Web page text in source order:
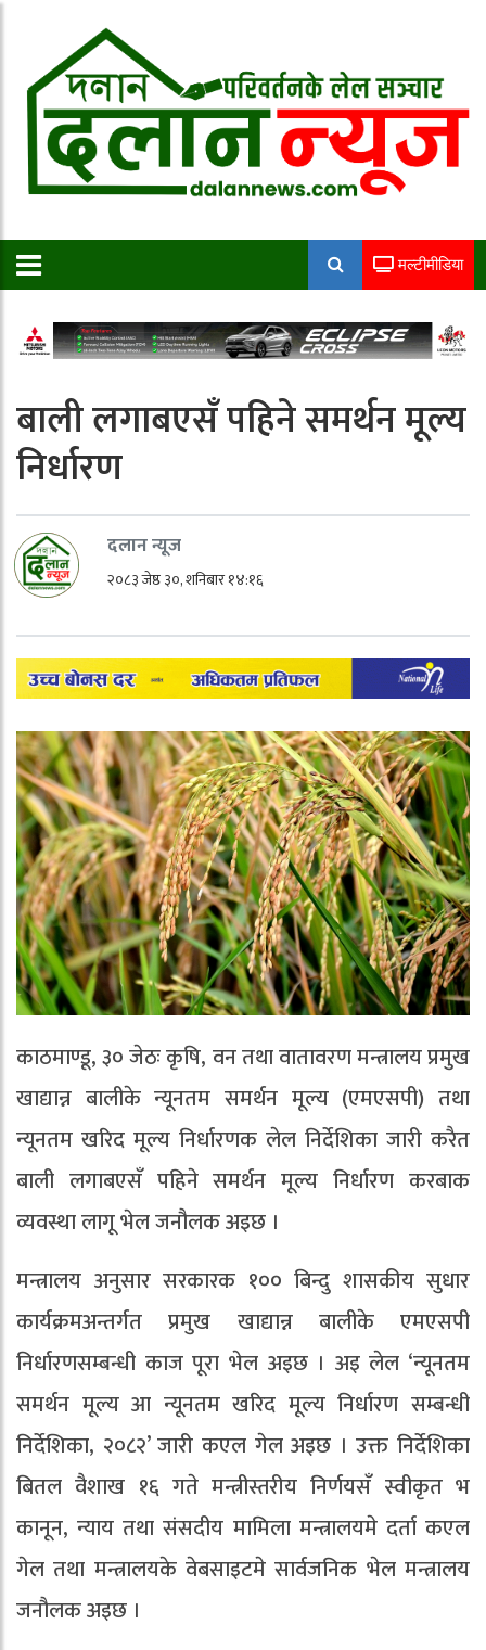
मल्टीमीडिया
बाली लगाबएसँ पहिने समर्थन मूल्य
निर्धारण
दलान न्यूज
२०८३ जेष्ठ ३०, शनिबार १४:१६
काठमाण्डू, ३० जेठः कृषि, वन तथा वातावरण मन्त्रालय प्रमुख
खाद्यान्न बालीके न्यूनतम समर्थन मूल्य (एमएसपी) तथा
न्यूनतम खरिद मूल्य निर्धारणक लेल निर्देशिका जारी करैत
बाली लगाबएसँ पहिने समर्थन मूल्य निर्धारण करबाक
व्यवस्था लागू भेल जनौलक अइछ ।
मन्त्रालय अनुसार सरकारक १०० बिन्दु शासकीय सुधार
कार्यक्रमअन्तर्गत प्रमुख खाद्यान्न बालीके एमएसपी
निर्धारणसम्बन्धी काज पूरा भेल अइछ । अइ लेल ‘न्यूनतम
समर्थन मूल्य आ न्यूनतम खरिद मूल्य निर्धारण सम्बन्धी
निर्देशिका, २०८२’ जारी कएल गेल अइछ । उक्त निर्देशिका
बितल वैशाख १६ गते मन्त्रीस्तरीय निर्णयसँ स्वीकृत भ
कानून, न्याय तथा संसदीय मामिला मन्त्रालयमे दर्ता कएल
गेल तथा मन्त्रालयके वेबसाइटमे सार्वजनिक भेल मन्त्रालय
जनौलक अइछ ।